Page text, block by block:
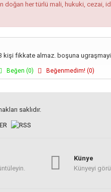
doğan her türlü mali, hukuki, cezai,
3 kişi fikkate almaz. boşuna
Beğen (0) Beğenmedim! (0)
saklıdır.
Künye
Künyeyi